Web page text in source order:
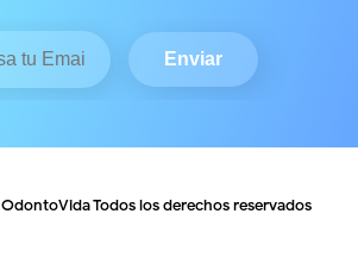
OdontoVidaTodos los derechos reservados